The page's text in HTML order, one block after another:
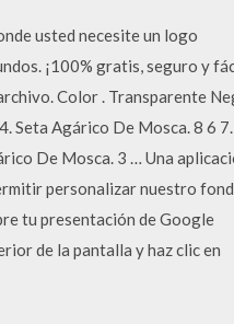
usted necesite un logo
¡100% gratis, seguro y
Color . Transparente
Seta Agárico De Mosca. 8 6 7.
De Mosca. 3 … Una
personalizar nuestro
tu presentación de Google
de la pantalla y haz clic en